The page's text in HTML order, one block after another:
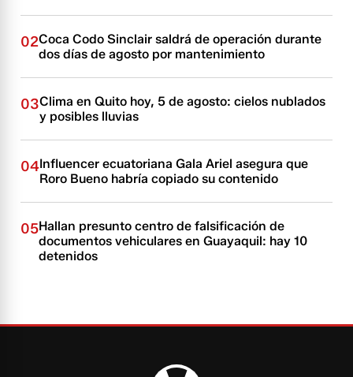
02Coca Codo Sinclair saldrá de operación durante
dos días de agosto por mantenimiento
03Clima en Quito hoy, 5 de agosto: cielos nublados
y posibles lluvias
04Influencer ecuatoriana Gala Ariel asegura que
Roro Bueno habría copiado su contenido
05Hallan presunto centro de falsificación de
documentos vehiculares en Guayaquil: hay 10
detenidos